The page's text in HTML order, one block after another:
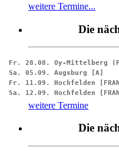
weitere Termine...
Die
Fr. 28.08. Oy-Mittelberg
Sa. 05.09. Augsburg [A]
Fr. 11.09. Hochfelden
Sa. 12.09. Hochfelden
weitere Termine
Die